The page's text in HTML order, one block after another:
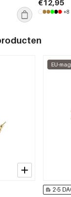
€12,95
+8
EU-
2-5